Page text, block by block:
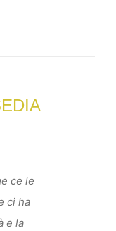
ce le
ci ha
e la